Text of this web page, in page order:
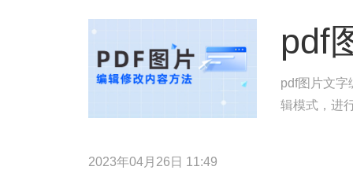
pdf
pdf图片文字
辑模式，进
2023年04月26日 11:49